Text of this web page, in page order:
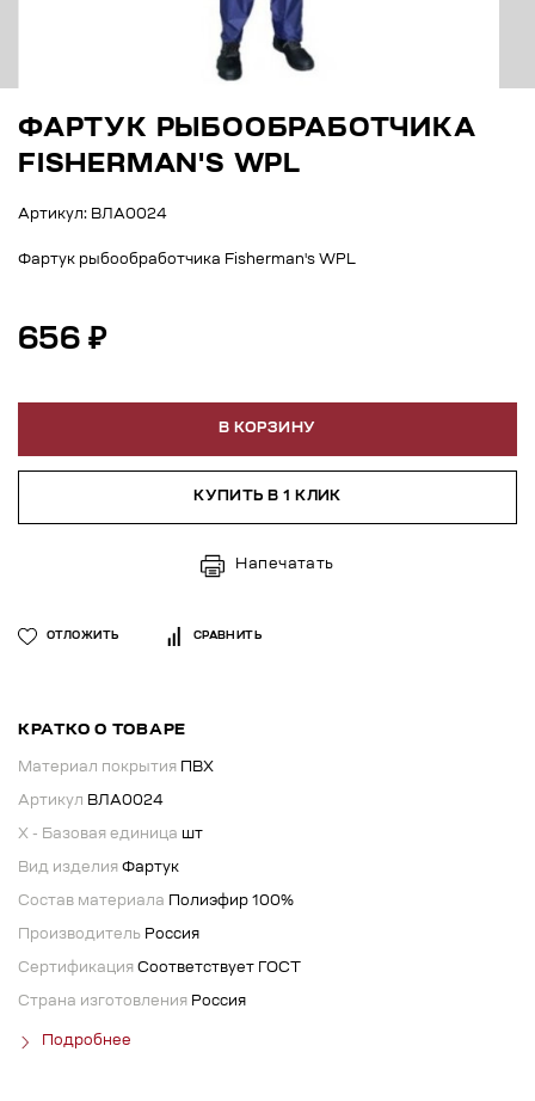
ФАРТУК РЫБООБРАБОТЧИКА
FISHERMAN'S WPL
Артикул: ВЛА0024
Фартук рыбообработчика Fisherman's WPL
656 ₽
В КОРЗИНУ
КУПИТЬ В 1 КЛИК
Напечатать
ОТЛОЖИТЬ СРАВНИТЬ
КРАТКО О ТОВАРЕ
Материал покрытия ПВХ
Артикул ВЛА0024
X - Базовая единица шт
Вид изделия Фартук
Состав материала Полиэфир 100%
Производитель Россия
Сертификация Соответствует ГОСТ
Страна изготовления Россия
Подробнее